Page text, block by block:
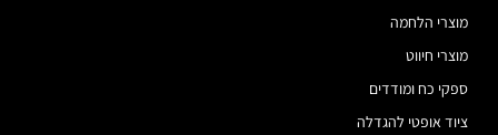
מוצרי הלחמה
מוצרי חיווט
ספקי כח ומודדים
ציוד אופטי להגדלה